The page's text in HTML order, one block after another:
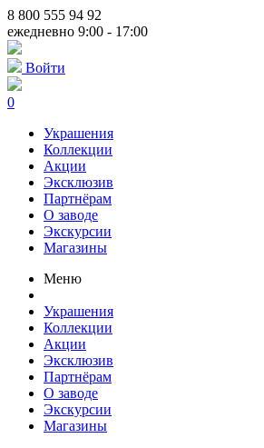
8 800 555 94 92
ежедневно 9:00 - 17:00
Войти
0
Украшения
Коллекции
Акции
Эксклюзив
Партнёрам
О заводе
Экскурсии
Магазины
Меню
Украшения
Коллекции
Акции
Эксклюзив
Партнёрам
О заводе
Экскурсии
Магазины